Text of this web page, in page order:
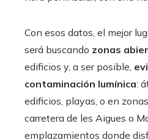
Con esos datos, el mejor
será buscando zonas
edificios y, a ser posible,
contaminación lumínica:
edificios, playas, o en
carretera de les Aigues o
emplazamientos donde